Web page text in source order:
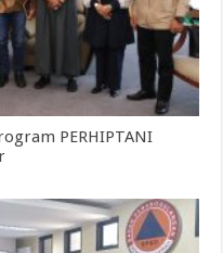
PERHIPTANI